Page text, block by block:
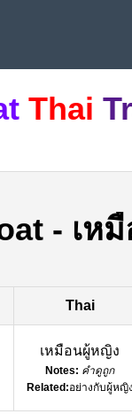
Thai
- เห
Thai
เหมือนผู้หญิง
Notes: คำดูถูก
Related:อย่างกับผู้หญิง